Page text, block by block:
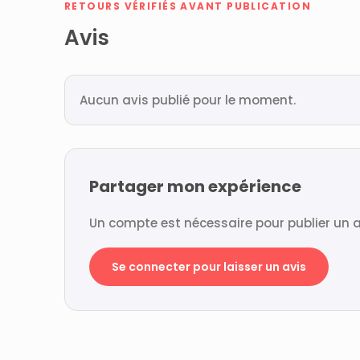
RETOURS VÉRIFIÉS AVANT PUBLICATION
Avis
Aucun avis publié pour le moment.
Partager mon expérience
Un compte est nécessaire pour publier un
Se connecter pour laisser un avis